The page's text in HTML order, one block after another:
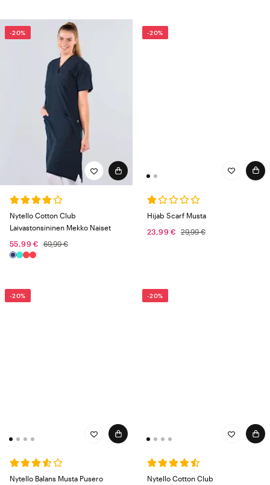
-20%
Nytello Cotton Club
Laivastonsininen Mekko Naiset
55,99 €
69,99 €
-20%
Hijab Scarf Musta
23,99 €
29,99 €
-20%
Nytello Balans Musta Pusero
-20%
Nytello Cotton Club